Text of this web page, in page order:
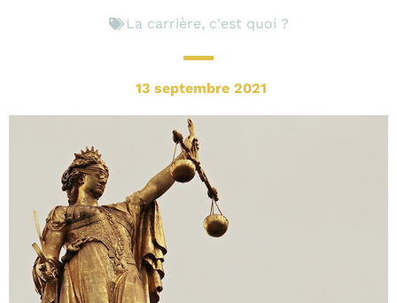
La carrière, c'est quoi ?
13 septembre 2021